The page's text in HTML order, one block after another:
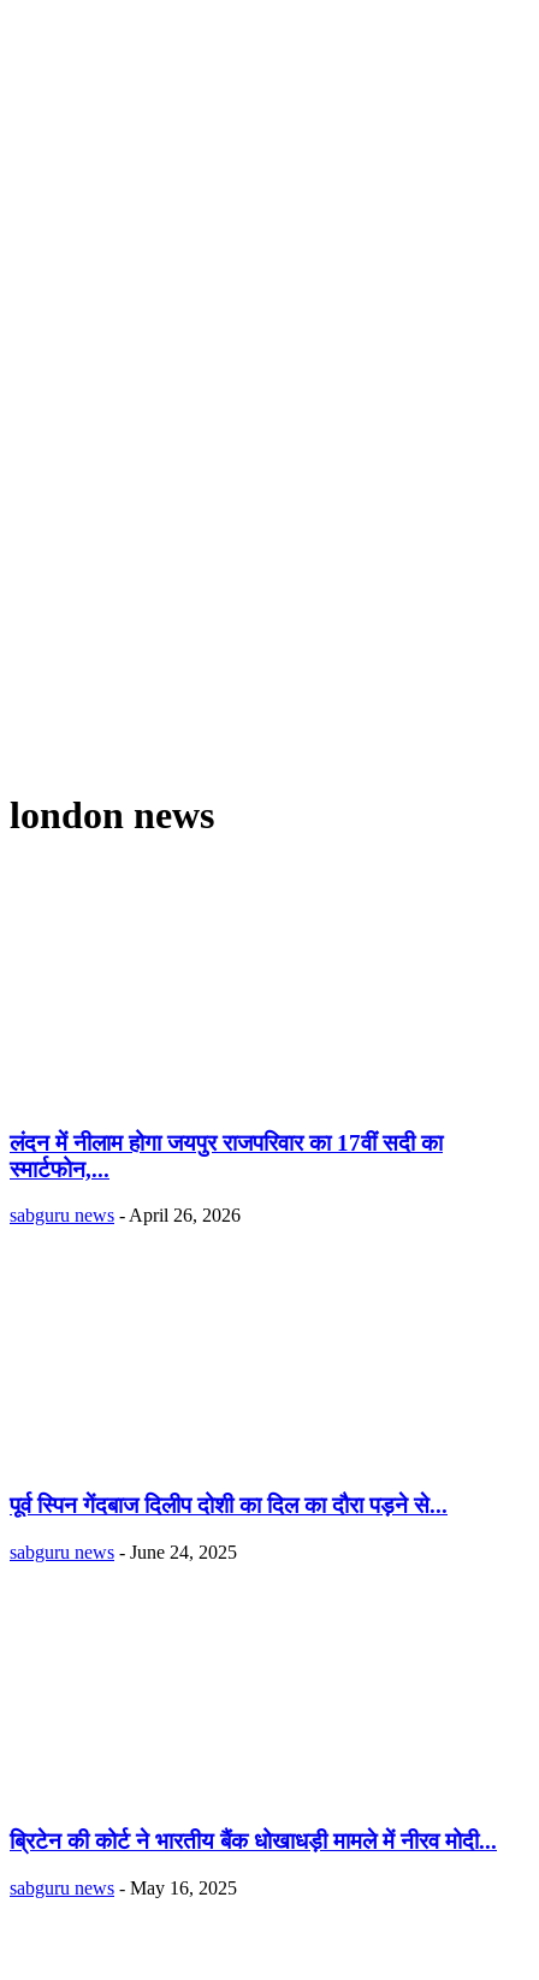
london news
लंदन में नीलाम होगा जयपुर राजपरिवार का 17वीं सदी का
स्मार्टफोन,...
sabguru news - April 26, 2026
पूर्व स्पिन गेंदबाज दिलीप दोशी का दिल का दौरा पड़ने से...
sabguru news - June 24, 2025
ब्रिटेन की कोर्ट ने भारतीय बैंक धोखाधड़ी मामले में नीरव मोदी...
sabguru news - May 16, 2025